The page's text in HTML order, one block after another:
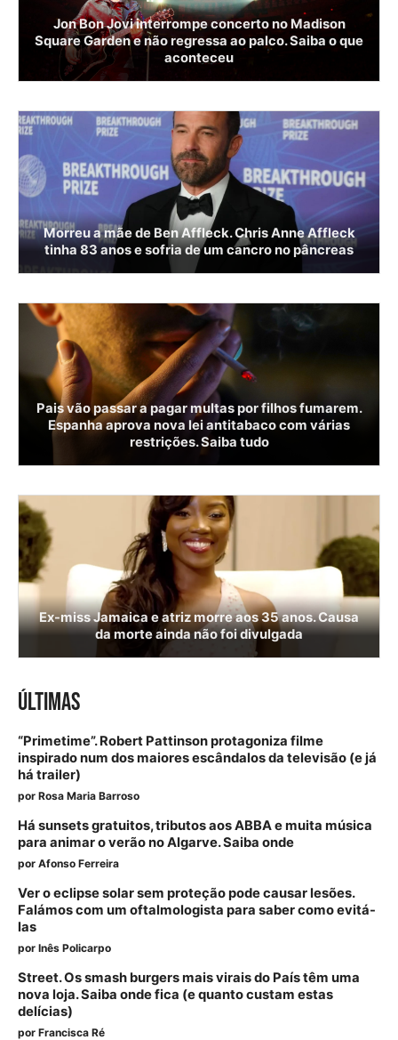
Jon Bon Jovi interrompe concerto no Madison
Square Garden e não regressa ao palco. Saiba o que
aconteceu
Morreu a mãe de Ben Affleck. Chris Anne Affleck
tinha 83 anos e sofria de um cancro no pâncreas
Pais vão passar a pagar multas por filhos fumarem.
Espanha aprova nova lei antitabaco com várias
restrições. Saiba tudo
Ex-miss Jamaica e atriz morre aos 35 anos. Causa
da morte ainda não foi divulgada
ÚLTIMAS
“Primetime”. Robert Pattinson protagoniza filme
inspirado num dos maiores escândalos da televisão (e já
há trailer)
por Rosa Maria Barroso
Há sunsets gratuitos, tributos aos ABBA e muita música
para animar o verão no Algarve. Saiba onde
por Afonso Ferreira
Ver o eclipse solar sem proteção pode causar lesões.
Falámos com um oftalmologista para saber como evitá-
las
por Inês Policarpo
Street. Os smash burgers mais virais do País têm uma
nova loja. Saiba onde fica (e quanto custam estas
delícias)
por Francisca Ré